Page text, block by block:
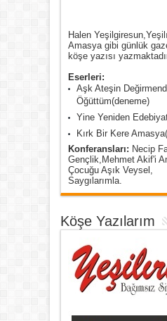
Halen
Amasya gibi günlük
köşe yazısı
Eserleri:
Aşk Ateşin
Öğüttüm(deneme)
Yine Yeniden
Kırk Bir Kere
Konferansları: Necip
Gençlik,Mehmet Akif'i
Çocuğu Aşık Veysel,
Saygılarımla.
Köşe Yazılarım